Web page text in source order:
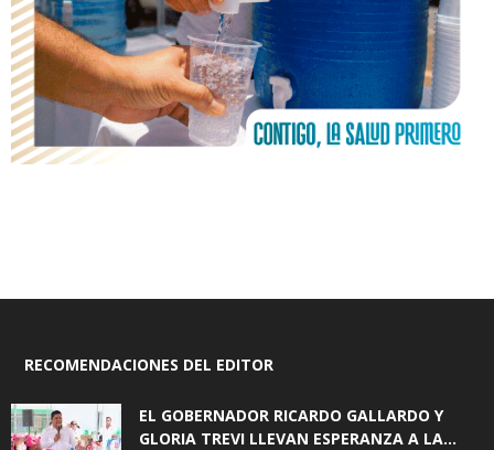
RECOMENDACIONES DEL EDITOR
EL GOBERNADOR RICARDO GALLARDO Y
GLORIA TREVI LLEVAN ESPERANZA A LA...